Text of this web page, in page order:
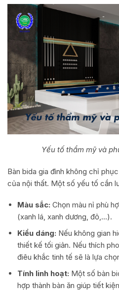
Yếu tố thẩm mỹ và
Bàn bida gia đình không chỉ
của nội thất. Một số yếu tố cần
Màu sắc: Chọn màu nỉ phù
(xanh lá, xanh dương, đỏ,…).
Kiểu dáng: Nếu không gian
thiết kế tối giản. Nếu thích
điêu khắc tinh tế sẽ là lựa
Tính linh hoạt: Một số bàn
hợp thành bàn ăn giúp tiết